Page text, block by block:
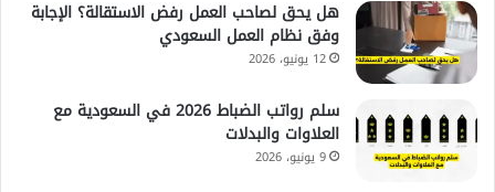
هل يحق لصاحب العمل رفض الاستقالة؟ الإجابة
وفق نظام العمل السعودي
12 يونيو، 2026
سلم رواتب الضباط 2026 في السعودية مع
العلاوات والبدلات
9 يونيو، 2026